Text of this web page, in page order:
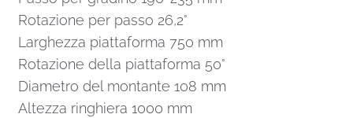
Rotazione per passo 26,2°
Larghezza piattaforma 750 mm
Rotazione della piattaforma 50°
Diametro del montante 108 mm
Altezza ringhiera 1000 mm